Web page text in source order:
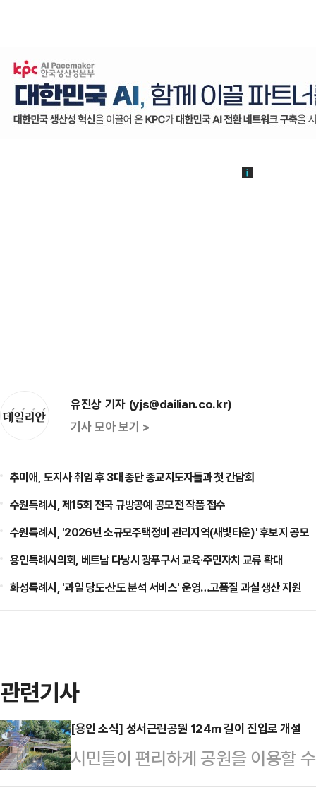
유진상 기자 (yjs@dailian.co.kr)
기사 모아 보기 >
추미애, 도지사 취임 후 3대 종단 종교지도자들과 첫 간담회
수원특례시, 제15회 전국 규방공예 공모전 작품 접수
수원특례시, '2026년 소규모주택정비 관리지역(새빛타운)' 후보지 공모
용인특례시의회, 베트남 다낭시 광푸구서 교육·주민자치 교류 확대
화성특례시, '과일 당도·산도 분석 서비스' 운영…고품질 과실 생산 지원
관련기사
[용인 소식] 성서근린공원 124m 길이 진입로 개설
시민들이 편리하게 공원을 이용할
다.이번 공사는 그간 접근성이 떨어